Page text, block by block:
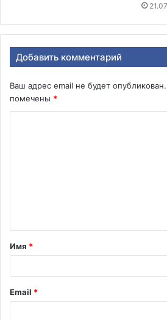
Добавить комментарий
Ваш адрес email не будет опубликован.
помечены *
т
а
й
Имя *
Email *